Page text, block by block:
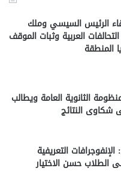
الرئيس السيسي وملك
العربية وثبات الموقف
المنطقة
الثانوية العامة ويطالب
شكاوى النتائج
التعريفية
الطلاب حسن الاختيار